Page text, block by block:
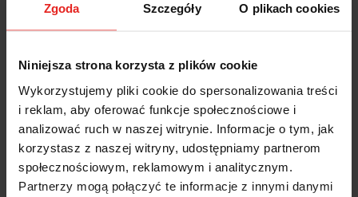
Zgoda Szczegóły O plikach cookies
Niniejsza strona korzysta z plików cookie
Wykorzystujemy pliki cookie do spersonalizowania treści
i reklam, aby oferować funkcje społecznościowe i
analizować ruch w naszej witrynie. Informacje o tym, jak
korzystasz z naszej witryny, udostępniamy partnerom
społecznościowym, reklamowym i analitycznym.
Partnerzy mogą połączyć te informacje z innymi danymi
INFORMACJE DOT.
BEZPIECZEŃSTWA
OPINIE I OCENY (0)